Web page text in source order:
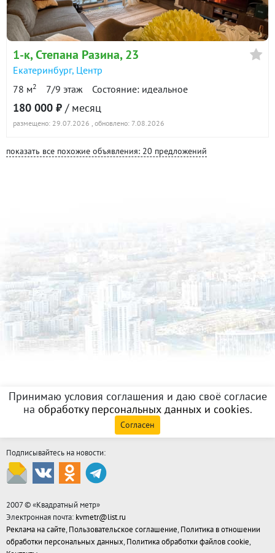
1-к, Степана Разина, 23
Екатеринбург, Центр
78 м2 7/9 этаж Состояние: идеальное
180 000 ₽ / месяц
размещено: 29.07.2026 , обновлено: 7.08.2026
показать все похожие объявления: 20 предложений
Принимаю условия соглашения и даю своё согласие
на обработку персональных данных и cookies.
Согласен
Подписывайтесь на новости:
2007 © «Квадратный метр»
Электронная почта: kvmetr@list.ru
Реклама на сайте, Пользовательское соглашение, Политика в отношении
обработки персональных данных, Политика обработки файлов cookie,